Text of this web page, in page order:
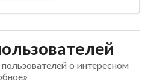
о интересном